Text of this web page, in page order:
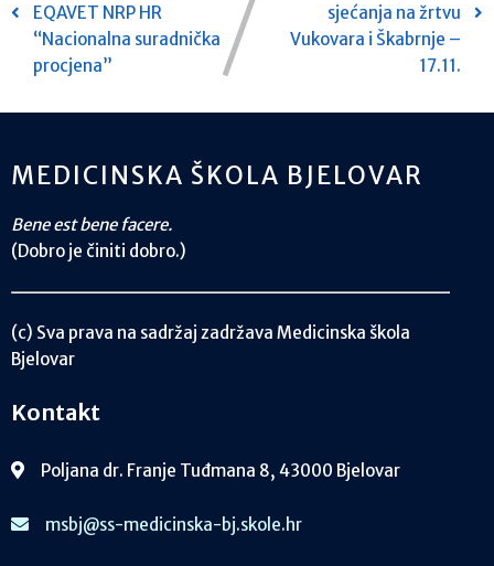
EQAVET NRP HR
“Nacionalna suradnička
procjena”
sjećanja na žrtvu
Vukovara i Škabrnje –
17.11.
MEDICINSKA ŠKOLA BJELOVAR
Bene est bene facere.
(Dobro je činiti dobro.)
(c) Sva prava na sadržaj zadržava Medicinska škola
Bjelovar
Kontakt
Poljana dr. Franje Tuđmana 8, 43000 Bjelovar
msbj@ss-medicinska-bj.skole.hr